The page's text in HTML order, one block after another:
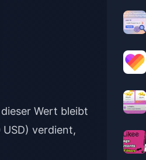
Wert bleibt
verdient,